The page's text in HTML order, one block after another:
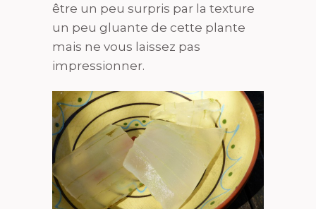
être un peu surpris par la texture
un peu gluante de cette plante
mais ne vous laissez pas
impressionner.